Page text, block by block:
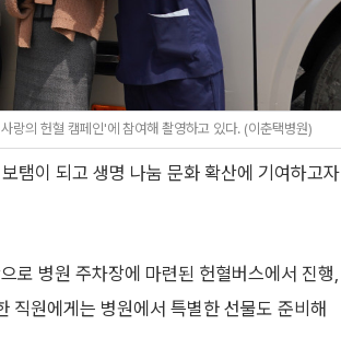
랑의 헌혈 캠페인'에 참여해 촬영하고 있다. (이춘택병원)
탬이 되고 생명 나눔 문화 확산에 기여하고자
로 병원 주차장에 마련된 헌혈버스에서 진행,
직원에게는 병원에서 특별한 선물도 준비해